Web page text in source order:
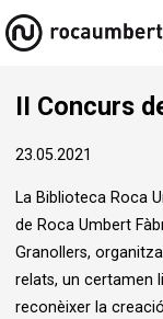
II Concurs
23.05.2021
La Biblioteca Roca
de Roca Umbert
Granollers,
relats, un certamen
reconèixer la